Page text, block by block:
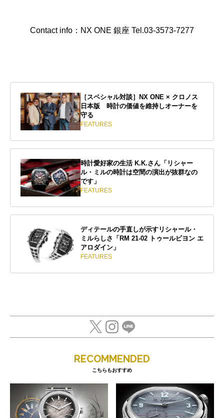
Contact info：NX ONE 銀座 Tel.03-3573-7277
［スペシャル対談］NX ONE × クロノス
日本版 時計の価値を維持しオーナーを
守る
FEATURES
時計愛好家の生活 K.K.さん「リシャー
ル・ミルの時計は空間の演出が抜群なの
です」
FEATURES
ディテールの手直しが示すリシャール・
ミルらしさ「RM 21-02 トゥールビヨン エ
アロダイン」
FEATURES
RECOMMENDED
こちらもおすすめ